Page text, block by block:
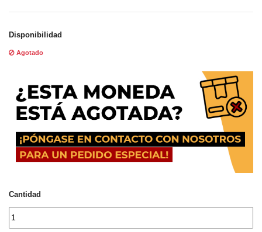
Disponibilidad
Agotado
Cantidad